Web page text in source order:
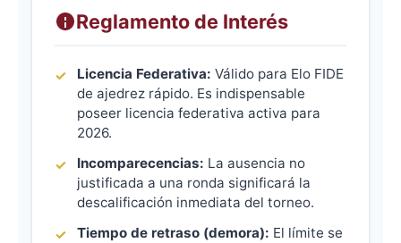
Reglamento de Interés
Licencia Federativa: Válido para Elo FIDE
de ajedrez rápido. Es indispensable
poseer licencia federativa activa para
2026.
Incomparecencias: La ausencia no
justificada a una ronda significará la
descalificación inmediata del torneo.
Tiempo de retraso (demora): El límite se